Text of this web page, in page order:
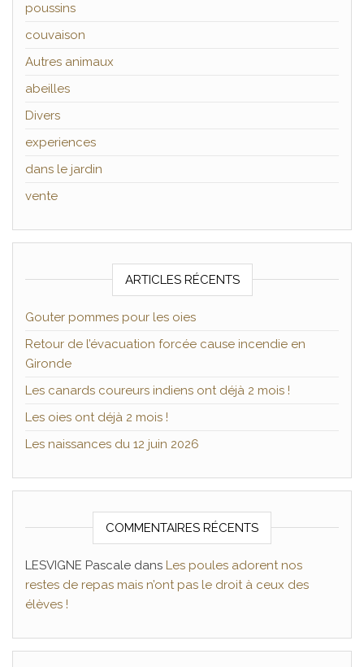
poussins
couvaison
Autres animaux
abeilles
Divers
experiences
dans le jardin
vente
ARTICLES RÉCENTS
Gouter pommes pour les oies
Retour de l’évacuation forcée cause incendie en
Gironde
Les canards coureurs indiens ont déjà 2 mois !
Les oies ont déjà 2 mois !
Les naissances du 12 juin 2026
COMMENTAIRES RÉCENTS
LESVIGNE Pascale dans Les poules adorent nos
restes de repas mais n’ont pas le droit à ceux des
élèves !